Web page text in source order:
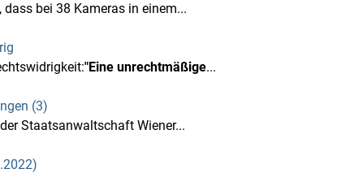
bei 38 Kameras in einem...
"Eine unrechtmäßige...
(3)
Staatsanwaltschaft Wiener...